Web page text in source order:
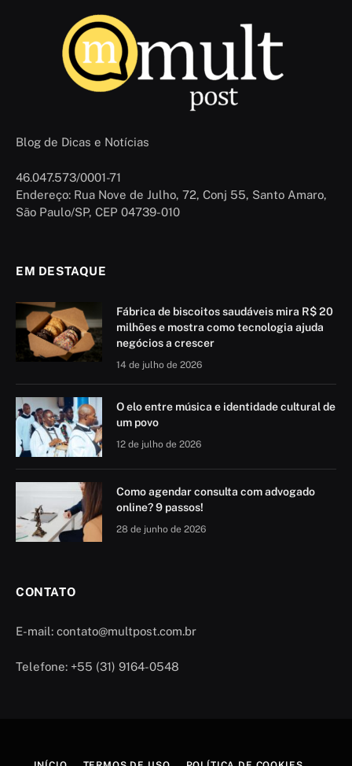
Blog de Dicas e Notícias
46.047.573/0001-71
Endereço: Rua Nove de Julho, 72, Conj 55, Santo Amaro,
São Paulo/SP, CEP 04739-010
EM DESTAQUE
Fábrica de biscoitos saudáveis mira R$ 20
milhões e mostra como tecnologia ajuda
negócios a crescer
14 de julho de 2026
O elo entre música e identidade cultural de
um povo
12 de julho de 2026
Como agendar consulta com advogado
online? 9 passos!
28 de junho de 2026
CONTATO
E-mail: contato@multpost.com.br
Telefone: +55 (31) 9164-0548